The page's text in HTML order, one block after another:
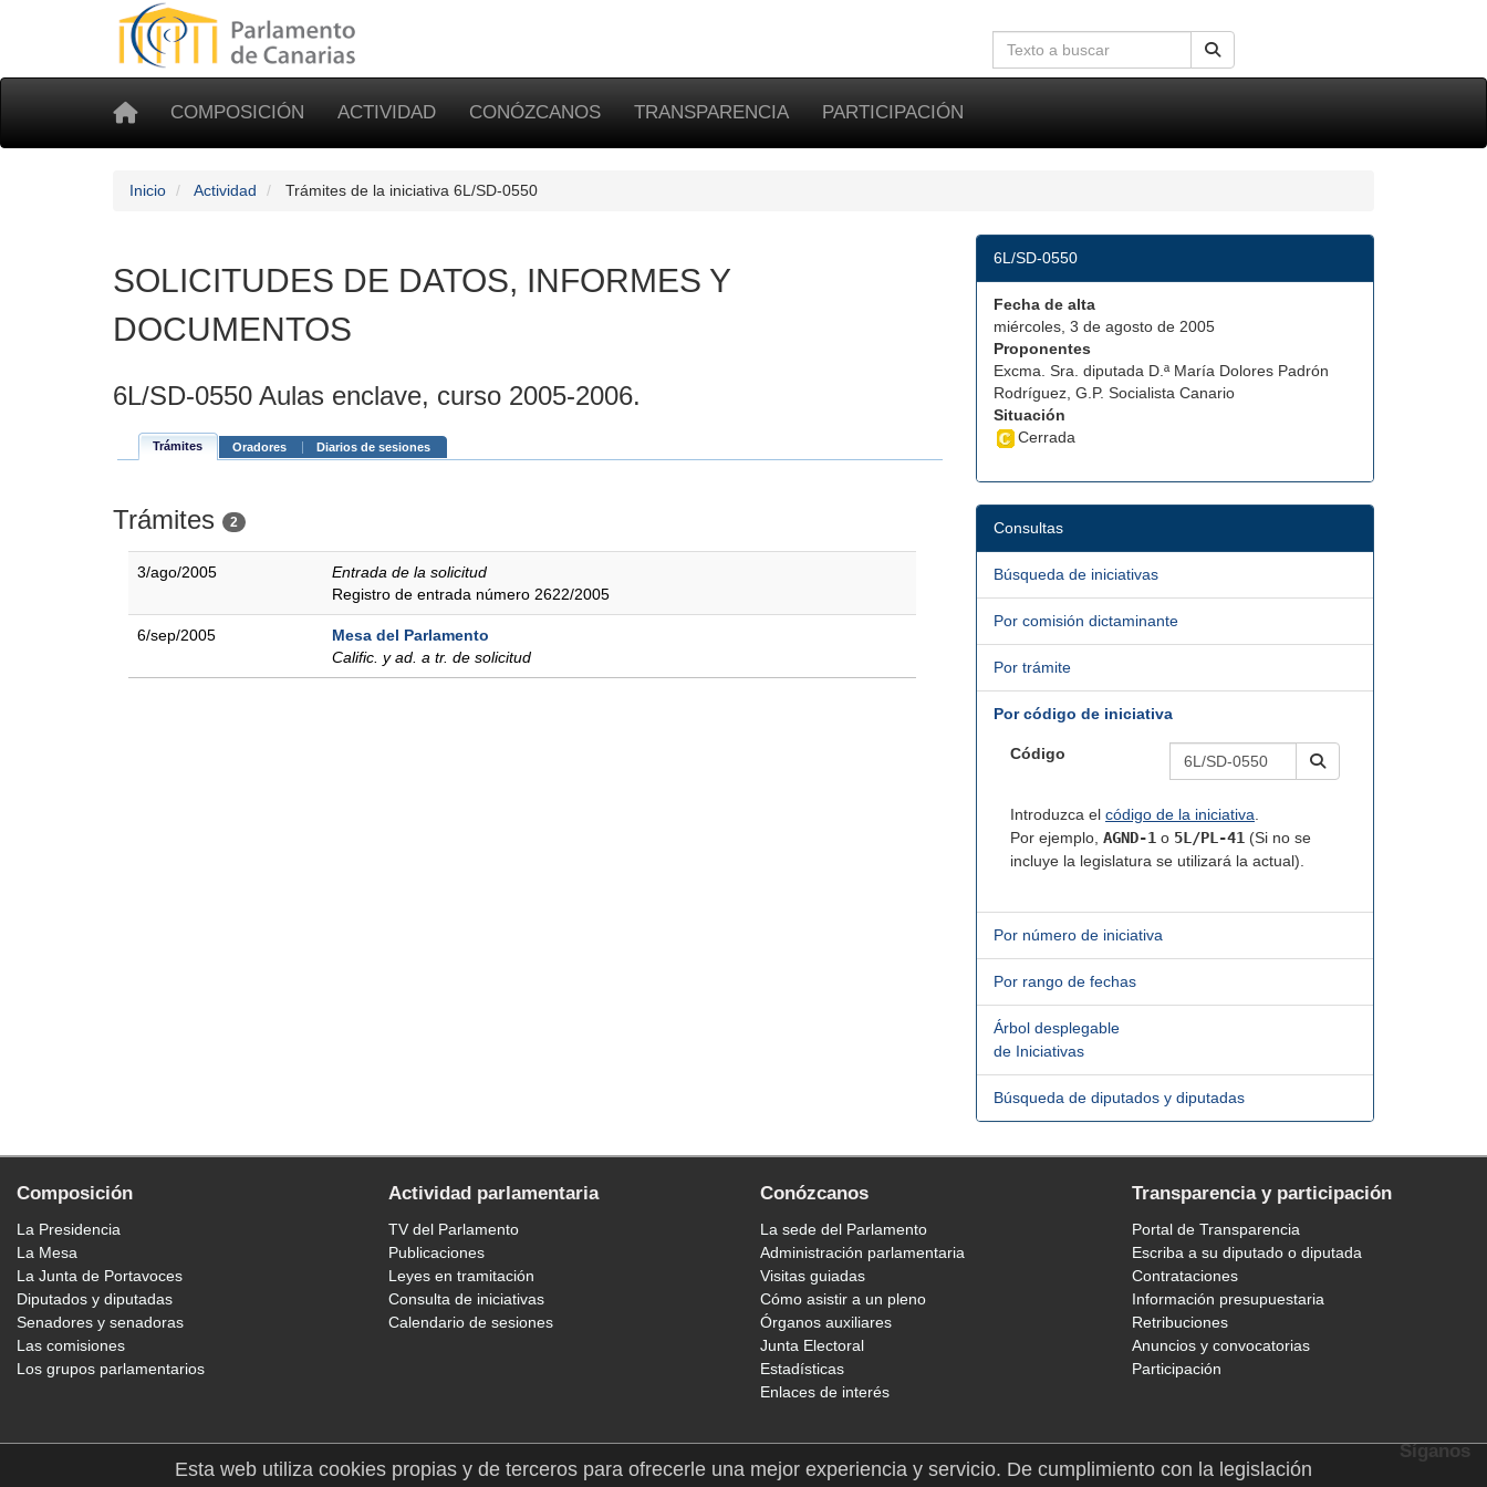
COMPOSICIÓN ACTIVIDAD CONÓZCANOS TRANSPARENCIA PARTICIPACIÓN
Inicio Actividad Trámites de la iniciativa 6L/SD-0550
SOLICITUDES DE DATOS, INFORMES Y
DOCUMENTOS
6L/SD-0550 Aulas enclave, curso 2005-2006.
Trámites Oradores Diarios de sesiones
Trámites 2
3/ago/2005
Entrada de la solicitud
Registro de entrada número 2622/2005
6/sep/2005
Mesa del Parlamento
Calific. y ad. a tr. de solicitud
6L/SD-0550
Fecha de alta
miércoles, 3 de agosto de 2005
Proponentes
Excma. Sra. diputada D.ª María Dolores Padrón
Rodríguez, G.P. Socialista Canario
Situación
Cerrada
Consultas
Búsqueda de iniciativas
Por comisión dictaminante
Por trámite
Por código de iniciativa
Código
Introduzca el código de la iniciativa.
Por ejemplo, AGND-1 o 5L/PL-41 (Si no se
incluye la legislatura se utilizará la actual).
Por número de iniciativa
Por rango de fechas
Árbol desplegable
de Iniciativas
Búsqueda de diputados y diputadas
Composición
La Presidencia
La Mesa
La Junta de Portavoces
Diputados y diputadas
Senadores y senadoras
Las comisiones
Los grupos parlamentarios
Actividad parlamentaria
TV del Parlamento
Publicaciones
Leyes en tramitación
Consulta de iniciativas
Calendario de sesiones
Conózcanos
La sede del Parlamento
Administración parlamentaria
Visitas guiadas
Cómo asistir a un pleno
Órganos auxiliares
Junta Electoral
Estadísticas
Enlaces de interés
Transparencia y participación
Portal de Transparencia
Escriba a su diputado o diputada
Contrataciones
Información presupuestaria
Retribuciones
Anuncios y convocatorias
Participación
Síganos
Esta web utiliza cookies propias y de terceros para ofrecerle una mejor experiencia y servicio. De cumplimiento con la legislación